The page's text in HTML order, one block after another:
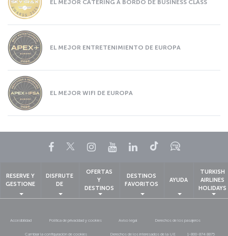
EL MEJOR CATERING A BORDO DE BUSINESS CLASS
EL MEJOR ENTRETENIMIENTO DE EUROPA
EL MEJOR WIFI DE EUROPA
Facebook
TwitterInstagram
YouTubeLinkedIn
TikTokBlog
RESERVE Y
GESTIONE
DISFRUTE
DE
OFERTAS
Y
DESTINOS
DESTINOS
FAVORITOS
AYUDA
TURKISH
AIRLINES
HOLIDAYS
Accesibilidad Política de privacidad y cookies Aviso legal Derechos de los pasajeros
Cambiar la configuración de cookies Derechos de los interesados de la UE 1-800-874 8875